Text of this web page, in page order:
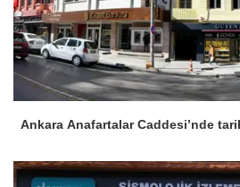
Ankara Anafartalar Caddesi’nde